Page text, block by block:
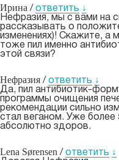
Ирина / ответить ↓
Нефразия, мы с вами на
рассказывать о
изменениях)! Скажите, а
тоже пил именно
этой связи?
Нефразия / ответить ↓
Да, пил антибиотик-
программы очищения
рекомендации сильно
стал веганом. Уже более
абсолютно здоров.
Lena Sørensen / ответить ↓